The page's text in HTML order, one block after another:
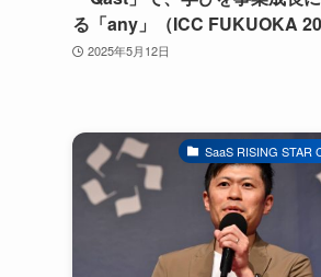
る「any」（ICC FUKUOKA
2025年5月12日
SaaS RISING STAR